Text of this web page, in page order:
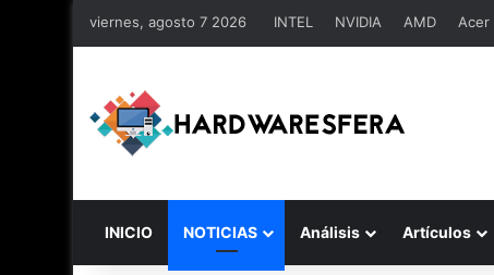
viernes, agosto 7 2026 INTEL NVIDIA AMD Acer
INICIO NOTICIAS Análisis Artículos